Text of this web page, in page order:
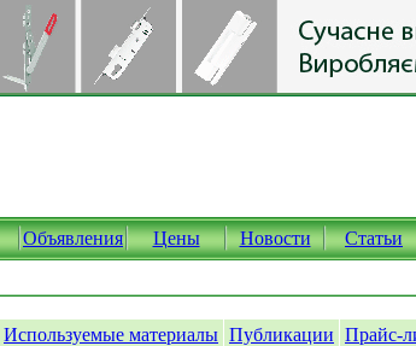
Объявления Цены Новости Статьи
Используемые материалы Публикации Прайс-